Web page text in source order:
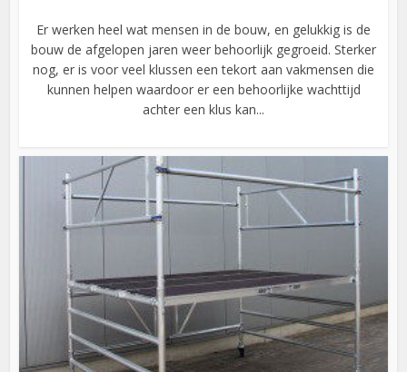
Er werken heel wat mensen in de bouw, en gelukkig is de
bouw de afgelopen jaren weer behoorlijk gegroeid. Sterker
nog, er is voor veel klussen een tekort aan vakmensen die
kunnen helpen waardoor er een behoorlijke wachttijd
achter een klus kan...